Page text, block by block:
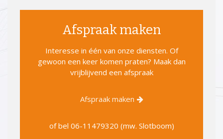
Afspraak maken
Interesse in één van onze diensten. Of
gewoon een keer komen praten? Maak dan
vrijblijvend een afspraak
Afspraak maken
of bel 06-11479320 (mw. Slotboom)